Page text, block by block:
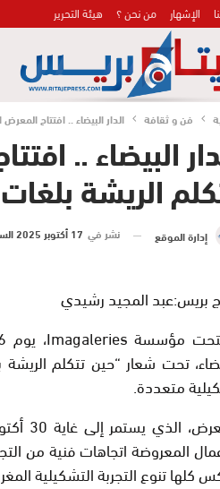
الإشهار من نحن ؟ هيئة التحرير
فن و ثقافة الدار البيضاء .. افتتاح
البيضاء ..
الريشة
إدارة الموقع نشر في 17 أكتوبر 2025 الساعة 22 و 56 دقيقة
بريس:عبد المجيد رشيدي
تحت شعار “حين تتكلم
متعددة.
المعروضة اتجاهات فنية من
كلها تنوع التجربة التشكيلية